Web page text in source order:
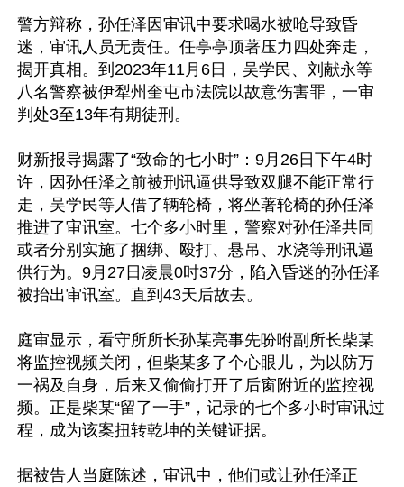
警方辩称，孙任泽因审讯中要求喝水被呛导致昏
迷，审讯人员无责任。任亭亭顶著压力四处奔走，
揭开真相。到2023年11月6日，吴学民、刘献永等
八名警察被伊犁州奎屯市法院以故意伤害罪，一审
判处3至13年有期徒刑。
财新报导揭露了“致命的七小时”：9月26日下午4时
许，因孙任泽之前被刑讯逼供导致双腿不能正常行
走，吴学民等人借了辆轮椅，将坐著轮椅的孙任泽
推进了审讯室。七个多小时里，警察对孙任泽共同
或者分别实施了捆绑、殴打、悬吊、水浇等刑讯逼
供行为。9月27日凌晨0时37分，陷入昏迷的孙任泽
被抬出审讯室。直到43天后故去。
庭审显示，看守所所长孙某亮事先吩咐副所长柴某
将监控视频关闭，但柴某多了个心眼儿，为以防万
一祸及自身，后来又偷偷打开了后窗附近的监控视
频。正是柴某“留了一手”，记录的七个多小时审讯过
程，成为该案扭转乾坤的关键证据。
据被告人当庭陈述，审讯中，他们或让孙任泽正